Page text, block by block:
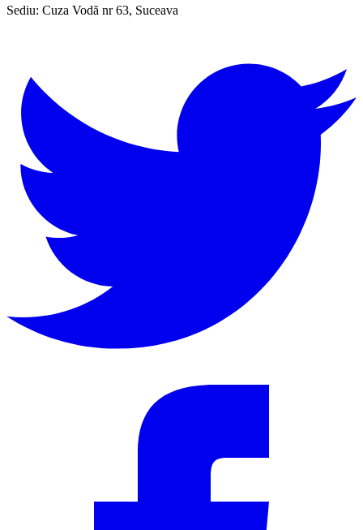
Sediu: Cuza Vodă nr 63, Suceava